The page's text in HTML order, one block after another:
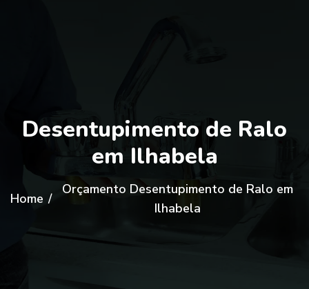
Desentupimento de Ralo
em Ilhabela
Home /
Orçamento Desentupimento de Ralo em
Ilhabela